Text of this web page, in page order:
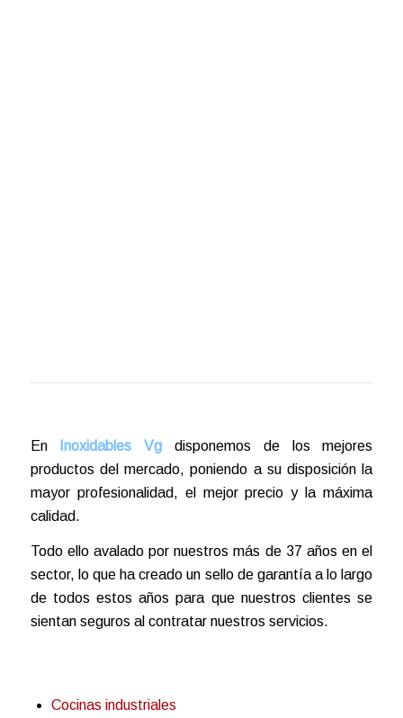
En Inoxidables Vgdisponemos de los mejores
productos del mercado, poniendo a su disposición la
mayor profesionalidad, el mejor precio y la máxima
calidad.
Todo ello avalado por nuestros más de 37 años en el
sector, lo que ha creado un sello de garantía a lo largo
de todos estos años para que nuestros clientes se
sientan seguros al contratar nuestros servicios.
Cocinas industriales